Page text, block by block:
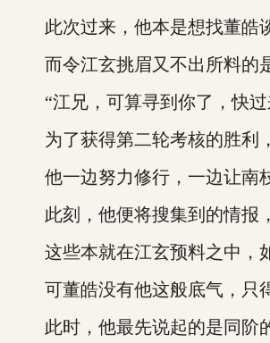
此次过来，他本是想找董皓谈
而令江玄挑眉又不出所料的是
“江兄，可算寻到你了，快过
为了获得第二轮考核的胜利，
他一边努力修行，一边让南枝
此刻，他便将搜集到的情报，
这些本就在江玄预料之中，如
可董皓没有他这般底气，只得
此时，他最先说起的是同阶的